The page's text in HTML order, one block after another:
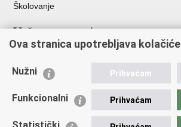
Školovanje
Važne poveznice
Ministarstvo unutarnjih poslova
Udruge
Policijska akademija
Ova stranica upotrebljava kolačiće
Nužni Prihvaćam
Funkcionalni Prihvaćam